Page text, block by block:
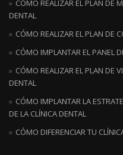
CÓMO REALIZAR EL PLAN DE
DENTAL
CÓMO REALIZAR EL PLAN DE
CÓMO IMPLANTAR EL PANEL
CÓMO REALIZAR EL PLAN DE
DENTAL
CÓMO IMPLANTAR LA
DE LA CLÍNICA DENTAL
CÓMO DIFERENCIAR TU